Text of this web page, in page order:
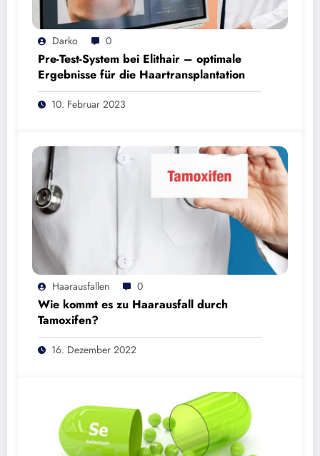
Darko 0
Pre-Test-System bei Elithair – optimale
Ergebnisse für die Haartransplantation
10. Februar 2023
Haarausfallen 0
Wie kommt es zu Haarausfall durch
Tamoxifen?
16. Dezember 2022